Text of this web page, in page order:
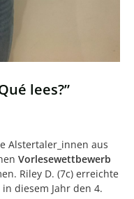
lees?”
Alstertaler_innen aus
Vorlesewettbewerb
Riley D. (7c) erreichte
diesem Jahr den 4.